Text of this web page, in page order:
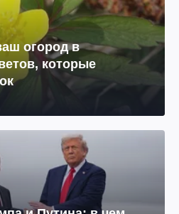
огород в
которые